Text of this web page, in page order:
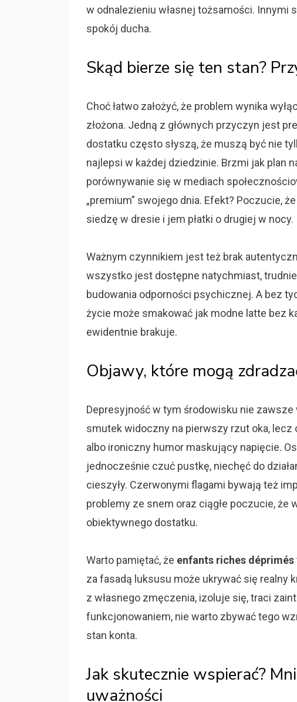
w odnalezieniu własnej tożsamości. Innymi
spokój ducha.
Skąd bierze się ten stan?
Choć łatwo założyć, że problem wynika
złożona. Jedną z głównych przyczyn jest
dostatku często słyszą, że muszą być nie
najlepsi w każdej dziedzinie. Brzmi jak plan
porównywanie się w mediach
„premium” swojego dnia. Efekt? Poczucie,
siedzę w dresie i jem płatki o drugiej w nocy.
Ważnym czynnikiem jest też brak
wszystko jest dostępne natychmiast,
budowania odporności psychicznej. A bez
życie może smakować jak modne latte bez
ewidentnie brakuje.
Objawy, które mogą
Depresyjność w tym środowisku nie
smutek widoczny na pierwszy rzut oka,
albo ironiczny humor maskujący napięcie.
jednocześnie czuć pustkę, niechęć do
cieszyły. Czerwonymi flagami bywają też
problemy ze snem oraz ciągłe poczucie, że
obiektywnego dostatku.
Warto pamiętać, że enfants riches déprimés
za fasadą luksusu może ukrywać się realny
z własnego zmęczenia, izoluje się, traci
funkcjonowaniem, nie warto zbywać tego
stan konta.
Jak skutecznie wspierać?
uważności